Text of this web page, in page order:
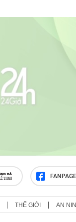
THẾ GIỚI AN